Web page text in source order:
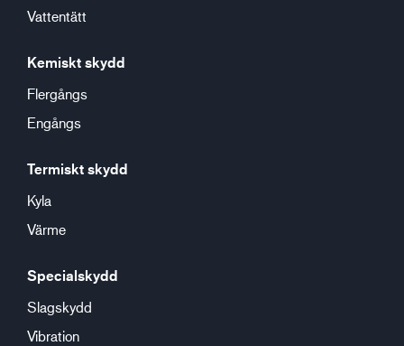
Vattentätt
Kemiskt skydd
Flergångs
Engångs
Termiskt skydd
Kyla
Värme
Specialskydd
Slagskydd
Vibration